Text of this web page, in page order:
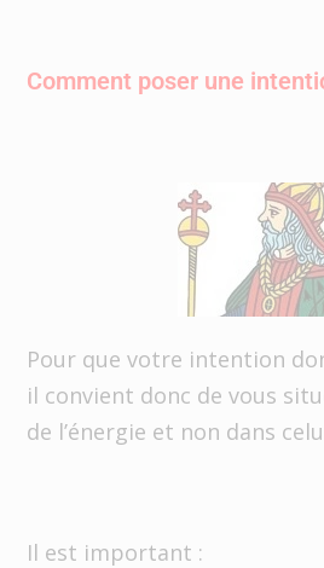
Comment poser une
Pour que votre intention
il convient donc de vous
de l’énergie et non dans
Il est important :